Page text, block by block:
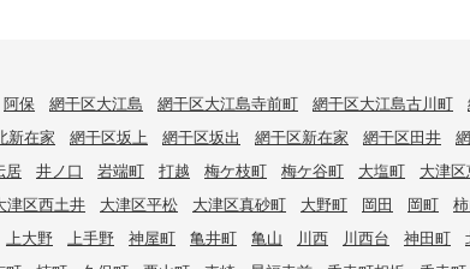
阿保 網干区大江島 網干区大江島寺前町 網干区大江島古川町
新在家 網干区坂上 網干区坂出 網干区新在家 網干区田井
居 井ノ口 岩端町 打越 梅ケ枝町 梅ケ谷町 大塩町 大津
津区西土井 大津区平松 大津区真砂町 大野町 岡田 岡町
上大野 上手野 神屋町 亀井町 亀山 川西 川西台 神田町